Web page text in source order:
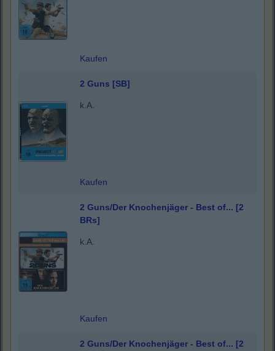
Kaufen
2 Guns [SB]
k.A.
Kaufen
2 Guns/Der Knochenjäger - Best of... [2
BRs]
k.A.
Kaufen
2 Guns/Der Knochenjäger - Best of... [2